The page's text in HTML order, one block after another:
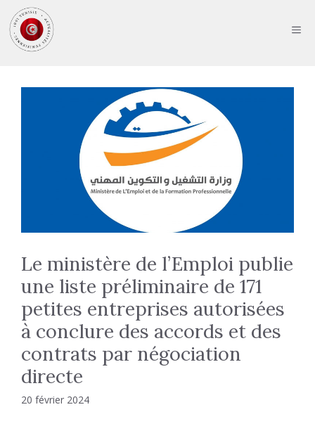
au
contenu
Le ministère de l’Emploi publie
une liste préliminaire de 171
petites entreprises autorisées
à conclure des accords et des
contrats par négociation
directe
20 février 2024